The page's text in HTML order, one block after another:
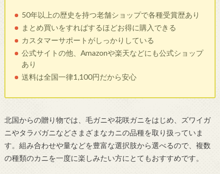
50年以上の歴史を持つ老舗ショップで各種受賞歴あり
まとめ買いをすればするほどお得に購入できる
カスタマーサポートがしっかりしている
公式サイトの他、Amazonや楽天などにも公式ショップ
あり
送料は全国一律1,100円だから安心
北国からの贈り物では、毛ガニや花咲ガニをはじめ、ズワイガ
ニやタラバガニなどさまざまなカニの品種を取り扱っていま
す。組み合わせや量などを豊富な選択肢から選べるので、複数
の種類のカニを一度に楽しみたい方にとてもおすすめです。